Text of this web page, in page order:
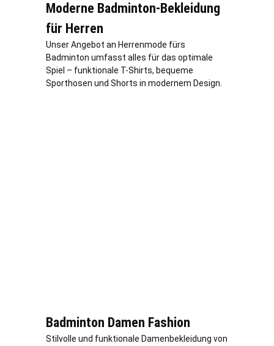
Moderne Badminton-Bekleidung
für Herren
Unser Angebot an Herrenmode fürs
Badminton umfasst alles für das optimale
Spiel – funktionale T-Shirts, bequeme
Sporthosen und Shorts in modernem Design.
Badminton Damen Fashion
Stilvolle und funktionale Damenbekleidung von